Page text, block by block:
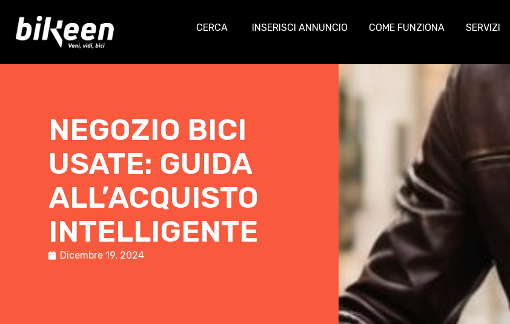
CERCA INSERISCI ANNUNCIO COME FUNZIONA SERVIZI
NEGOZIO BICI
USATE: GUIDA
ALL’ACQUISTO
INTELLIGENTE
Dicembre 19, 2024